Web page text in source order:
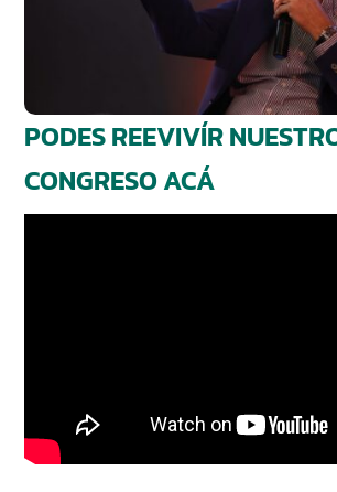
PODES REEVIVÍR
CONGRESOACÁ